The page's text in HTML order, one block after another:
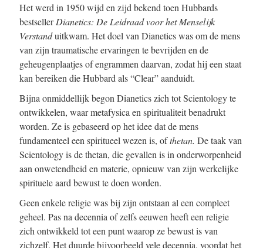
Het werd in 1950 wijd en zijd bekend toen Hubbards
bestsellerDianetics: De Leidraad voor het Menselijk
Verstanduitkwam. Het doel van Dianetics was om de mens
van zijn traumatische ervaringen te bevrijden en de
geheugenplaatjes of engrammen daarvan, zodat hij een staat
kan bereiken die Hubbard als “Clear” aanduidt.
Bijna onmiddellijk begon Dianetics zich tot Scientology te
ontwikkelen, waar metafysica en spiritualiteit benadrukt
worden. Ze is gebaseerd op het idee dat de mens
fundamenteel een spiritueel wezen is, ofthetan. De taak van
Scientology is de thetan, die gevallen is in onderworpenheid
aan onwetendheid en materie, opnieuw van zijn werkelijke
spirituele aard bewust te doen worden.
Geen enkele religie was bij zijn ontstaan al een compleet
geheel. Pas na decennia of zelfs eeuwen heeft een religie
zich ontwikkeld tot een punt waarop ze bewust is van
zichzelf. Het duurde bijvoorbeeld vele decennia, voordat het